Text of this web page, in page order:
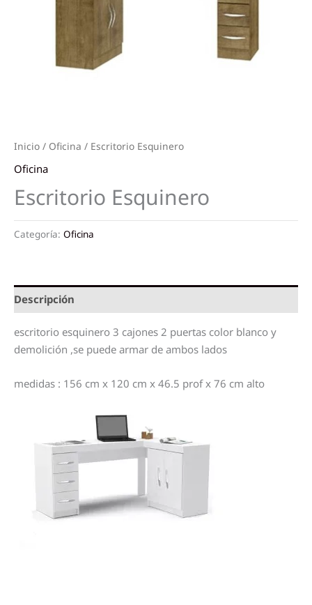
Inicio / Oficina / Escritorio Esquinero
Oficina
Escritorio Esquinero
Categoría: Oficina
Descripción
escritorio esquinero 3 cajones 2 puertas color blanco y
demolición ,se puede armar de ambos lados
medidas : 156 cm x 120 cm x 46.5 prof x 76 cm alto